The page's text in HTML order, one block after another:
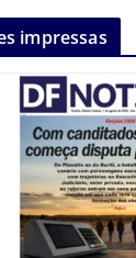
impressas